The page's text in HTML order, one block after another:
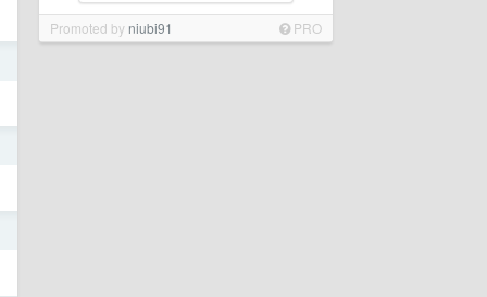
Promoted by niubi91 PRO